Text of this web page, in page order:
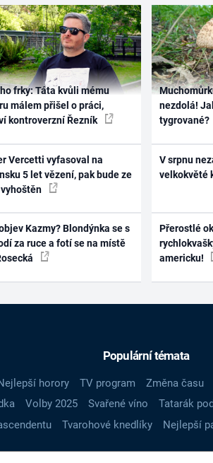
frky: Táta kvůli mému
málem přišel o práci,
kontroverzní Řezník
Vercetti vyfasoval na
5 let vězení, pak bude ze
Kazmy? Blondýnka se s
za ruce a fotí se na místě
nezdolá!
tygrované?
V srpnu
velkokvěté
Přerostlé
americku!
Populární témata
horory TV program Změna času
Volby 2025 Svařené víno Tatarák
Tvarohové knedlíky Nejlepší